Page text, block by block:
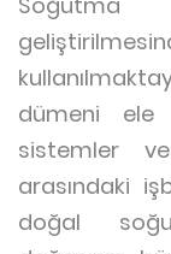
dümeni ele
sistemler
arasındaki
doğal